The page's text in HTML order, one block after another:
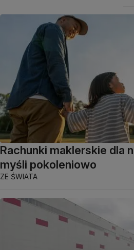
Rachunki maklerskie dla
myśli pokoleniowo
ZE ŚWIATA